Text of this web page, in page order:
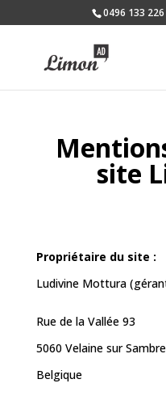
0496 133 226
site
Propriétaire du site :
Ludivine Mottura
Rue de la Vallée 93
5060 Velaine sur Sambre
Belgique